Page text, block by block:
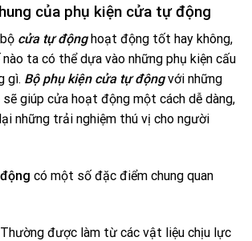
của phụ kiện cửa tự động
cửa tự độnghoạt động tốt hay không,
ta có thể dựa vào những phụ kiện cấu
gì. Bộ phụ kiện cửa tự độngvới những
giúp cửa hoạt động một cách dễ dàng,
những trải nghiệm thú vị cho người
có một số đặc điểm chung quan
được làm từ các vật liệu chịu lực